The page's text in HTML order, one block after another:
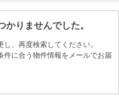
築・
却
名
案内（関
Way
報
りませんでした。
、再度検索してください。
件に合う物件情報をメールでお届